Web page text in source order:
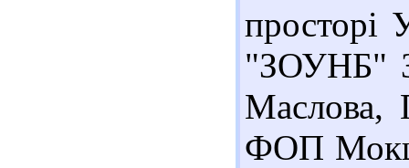
просторі
"ЗОУНБ"
Маслова,
ФОП